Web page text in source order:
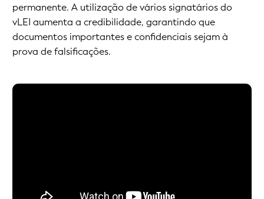
permanente. A utilização de vários signatários do
vLEI aumenta a credibilidade, garantindo que
documentos importantes e confidenciais sejam à
prova de falsificações.